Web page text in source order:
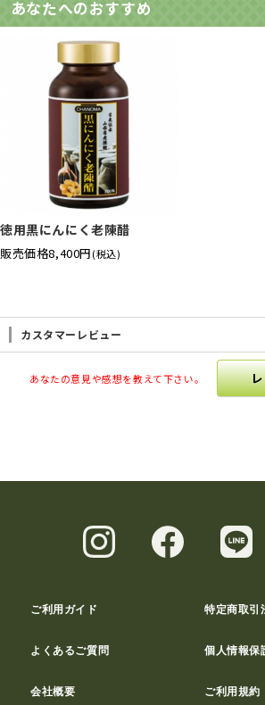
あなたへのおすすめ
徳用黒にんにく老陳醋
販売価格8,400円(税込)
カスタマーレビュー
あなたの意見や感想を教えて下さい。
ご利用ガイド 特定商取引
よくあるご質問 個人情報保
会社概要 ご利用規約